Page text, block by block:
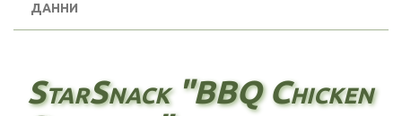
ДАННИ
StarSnack "BBQ Chicken